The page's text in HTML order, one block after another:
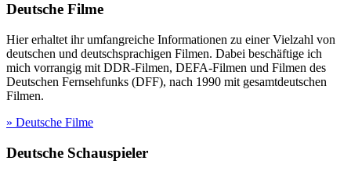
Deutsche Filme
Hier erhaltet ihr umfangreiche Informationen zu einer Vielzahl von
deutschen und deutschsprachigen Filmen. Dabei beschäftige ich
mich vorrangig mit DDR-Filmen, DEFA-Filmen und Filmen des
Deutschen Fernsehfunks (DFF), nach 1990 mit gesamtdeutschen
Filmen.
» Deutsche Filme
Deutsche Schauspieler